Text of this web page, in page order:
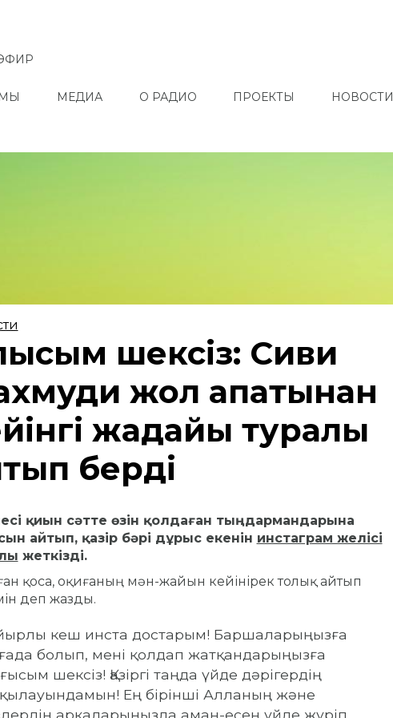
МЕДИА О РАДИО ПРОЕКТЫ НОВОСТИ
шексіз: Сиви
жол апатынан
жағдайы туралы
берді
қиын сәтте өзін қолдаған тыңдармандарына
айтып, қазір бәрі дұрыс екенін инстаграм желісі
жеткізді.
қоса, оқиғаның мән-жайын кейінірек толық айтып
деп жазды.
кеш инста достарым! Баршаларыңызға
болып, мені қолдап жатқандарыңызға
шексіз! Қазіргі таңда үйде дәрігердің
Ең бірінші Алланың және
арқаларыңызда аман-есен үйде жүріп